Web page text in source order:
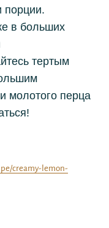
порции.
в больших
тертым
молотого перца
creamy-lemon-